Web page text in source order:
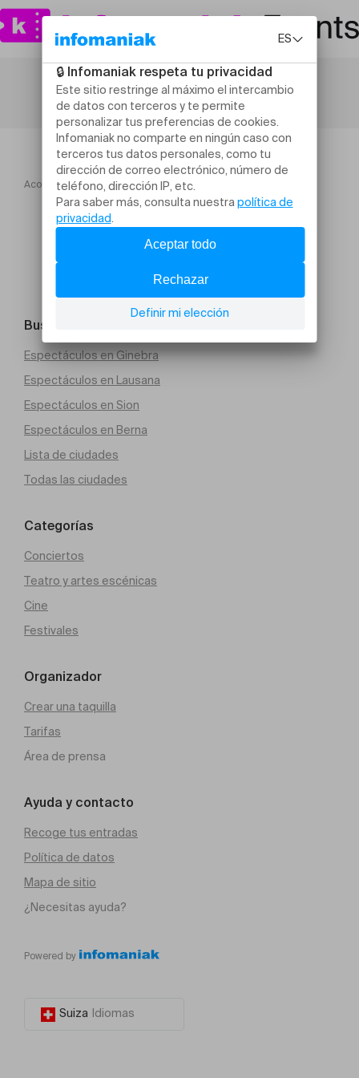
Acogida Les cours de la frange (tricot crochet)
Buscar un evento
Espectáculos en Ginebra
Espectáculos en Lausana
Espectáculos en Sion
Espectáculos en Berna
Lista de ciudades
Todas las ciudades
Categorías
Conciertos
Teatro y artes escénicas
Cine
Festivales
Organizador
Crear una taquilla
Tarifas
Área de prensa
Ayuda y contacto
Recoge tus entradas
Política de datos
Mapa de sitio
¿Necesitas ayuda?
Powered by
Suiza Idiomas